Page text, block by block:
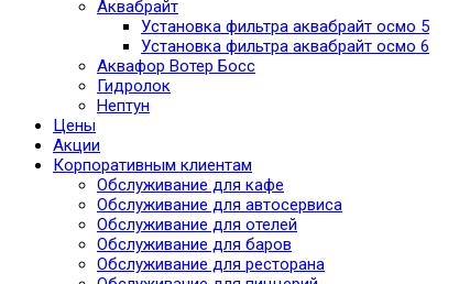
Аквабрайт
Установка фильтра аквабрайт осмо 5
Установка фильтра аквабрайт осмо 6
Аквафор Вотер Босс
Гидролок
Нептун
Цены
Акции
Корпоративным клиентам
Обслуживание для кафе
Обслуживание для автосервиса
Обслуживание для отелей
Обслуживание для баров
Обслуживание для ресторана